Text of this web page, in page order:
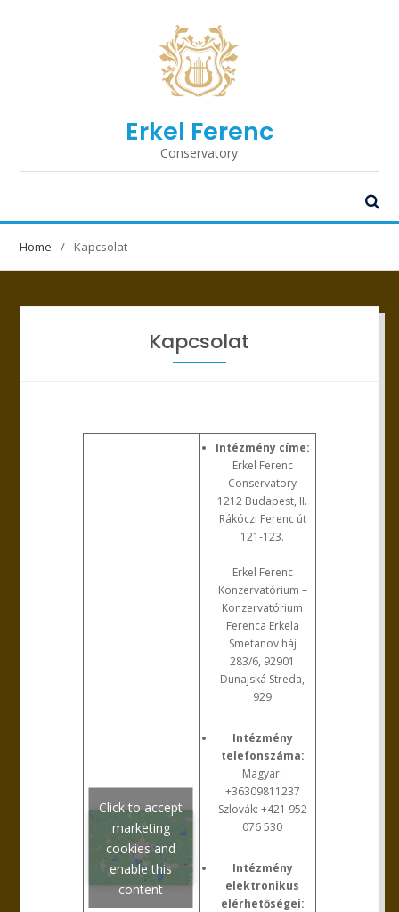
Erkel Ferenc
Conservatory
Home Kapcsolat
Kapcsolat
Click to accept
marketing
cookies and
enable this
content
Intézmény címe:
Erkel Ferenc
Conservatory
1212 Budapest, II.
Rákóczi Ferenc út
121-123.
Erkel Ferenc
Konzervatórium –
Konzervatórium
Ferenca Erkela
Smetanov háj
283/6, 92901
Dunajská Streda,
929
Intézmény
telefonszáma:
Magyar:
+36309811237
Szlovák: +421 952
076 530
Intézmény
elektronikus
elérhetőségei: